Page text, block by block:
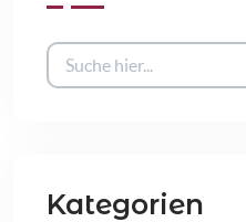
Kategorien